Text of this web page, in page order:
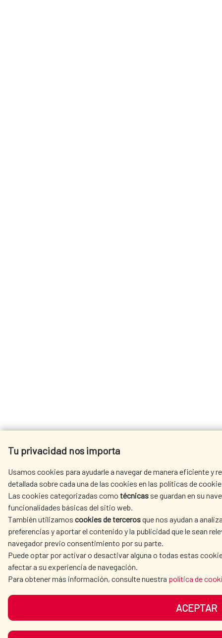
Tu privacidad nos importa
Usamos cookies para ayudarle a navegar de manera eficiente
detallada sobre cada una de las cookies en las políticas de
Las cookies categorizadas como técnicas se guardan en su
funcionalidades básicas del sitio web.
También utilizamos cookies de tercerosque nos ayudan a
preferencias y aportar el contenido y la publicidad que le sean
navegador previo consentimiento por su parte.
Puede optar por activar o desactivar alguna o todas estas
afectar a su experiencia de navegación.
Para obtener más información, consulte nuestra política de
ACEPTAR